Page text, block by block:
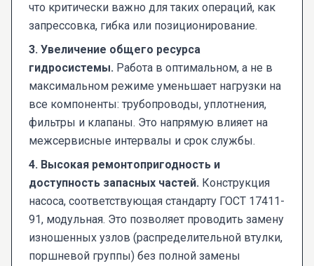
что критически важно для таких операций, как
запрессовка, гибка или позиционирование.
3. Увеличение общего ресурса
гидросистемы. Работа в оптимальном, а не в
максимальном режиме уменьшает нагрузки на
все компоненты: трубопроводы, уплотнения,
фильтры и клапаны. Это напрямую влияет на
межсервисные интервалы и срок службы.
4. Высокая ремонтопригодность и
доступность запасных частей. Конструкция
насоса, соответствующая стандарту ГОСТ 17411-
91, модульная. Это позволяет проводить замену
изношенных узлов (распределительной втулки,
поршневой группы) без полной замены